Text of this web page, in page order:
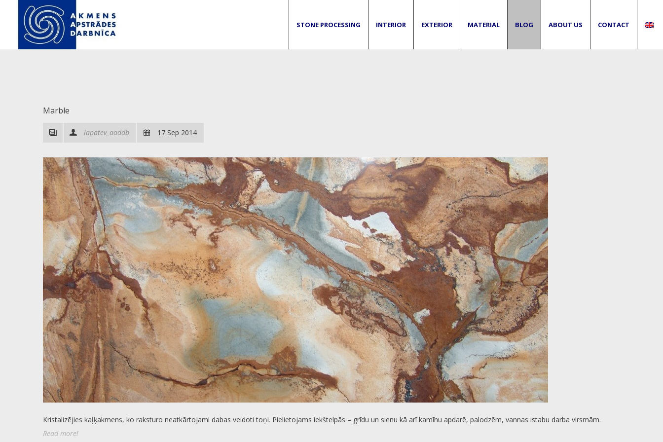
STONE PROCESSING INTERIOR EXTERIOR MATERIAL BLOG ABOUT US CONTACT
Marble
lapatev_aaddb 17 Sep 2014
Kristalizējies kaļķakmens, ko raksturo neatkārtojami dabas veidoti toņi. Pielietojams iekštelpās – grīdu un sienu kā arī kamīnu apdarē, palodzēm, vannas istabu darba virsmām.
Read more!